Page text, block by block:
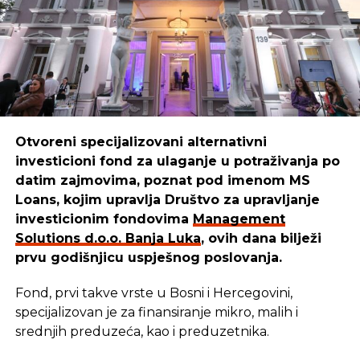
NE PROPUSTITE
Podaci štediša uništeni, ne mogu dobiti
novac
Boškoističe:
“Mi smo sredstva iskoristili da kreiramo,
unaprijedimo i pustimo u izdavaštvo udžbenike za
djecu, prilagođene raznim uzrastima. Danas naši
udžbenici pomažu mnogim mališanima da lakše
uče i odrastaju.”
REKLAMA
Cilj u Management Solutions -u ostaje isti: da
budemo pouzdan partner onima koji stvaraju,
razvijaju i unaprjeđuju našu zajednicu. Zato
nastavljaju istim putem — jer kada ulažu u ljude i
njihove ideje, ulažu u budućnost svih nas –
Otvoreni specijalizovani alternativni
investicioni fond za ulaganje u potraživanja po
datim zajmovima, poznat pod imenom MS
Loans, kojim upravlja Društvo za upravljanje
investicionim fondovima Management
Solutions d.o.o. Banja Luka, ovih dana bilježi
prvu godišnjicu uspješnog poslovanja.
Fond, prvi takve vrste u Bosni i Hercegovini,
specijalizovan je za finansiranje mikro, malih i
srednjih preduzeća, kao i preduzetnika.